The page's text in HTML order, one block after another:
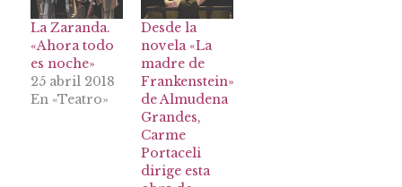
La Zaranda.
«Ahora todo
es noche»
25 abril 2018
En «Teatro»
Desde la
novela «La
madre de
Frankenstein»
de Almudena
Grandes,
Carme
Portaceli
dirige esta